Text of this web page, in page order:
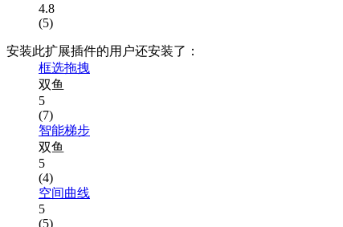
4.8
(5)
安装此扩展插件的用户还安装了：
框选拖拽
双鱼
5
(7)
智能梯步
双鱼
5
(4)
空间曲线
5
(5)